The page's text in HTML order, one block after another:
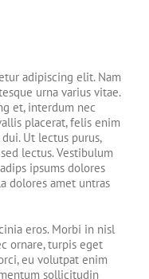
adipiscing elit. Nam
urna varius vitae.
et, interdum nec
placerat, felis enim
Ut lectus purus,
lectus. Vestibulum
ipsums dolores
dolores amet untras
eros. Morbi in nisl
ornare, turpis eget
eu volutpat enim
sollicitudin